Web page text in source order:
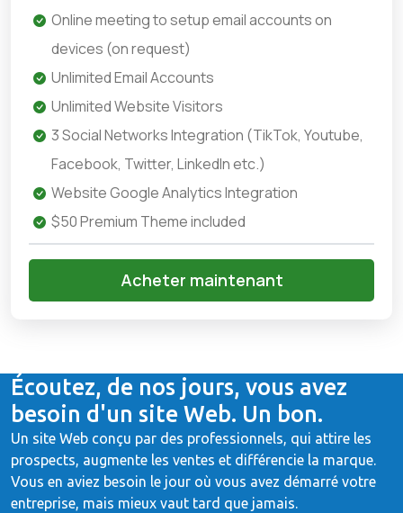
Online meeting to setup email accounts on
devices (on request)
Unlimited Email Accounts
Unlimited Website Visitors
3 Social Networks Integration (TikTok, Youtube,
Facebook, Twitter, LinkedIn etc.)
Website Google Analytics Integration
$50 Premium Theme included
Acheter maintenant
Écoutez, de nos jours, vous avez
besoin d'un site Web. Un bon.
Un site Web conçu par des professionnels, qui attire les
prospects, augmente les ventes et différencie la marque.
Vous en aviez besoin le jour où vous avez démarré votre
entreprise, mais mieux vaut tard que jamais.